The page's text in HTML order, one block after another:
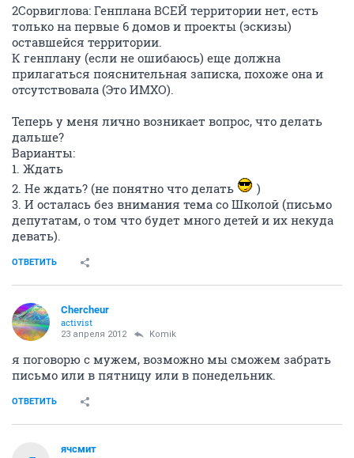
2Сорвиглова: Генплана ВСЕЙ территории нет, есть
только на первые 6 домов и проекты (эскизы)
оставшейся территории.
К генплану (если не ошибаюсь) еще должна
прилагаться пояснительная записка, похоже она и
отсутствовала (Это ИМХО).
Теперь у меня лично возникает вопрос, что делать
дальше?
Варианты:
1. Ждать
2. Не ждать? (не понятно что делать
)
3. И осталась без внимания тема со Школой (письмо
депутатам, о том что будет много детей и их некуда
девать).
ОТВЕТИТЬ
Сhercheur
activist
23 апреля 2012 Komik
я поговорю с мужем, возможно мы сможем забрать
письмо или в пятницу или в понедельник.
ОТВЕТИТЬ
ячсмит